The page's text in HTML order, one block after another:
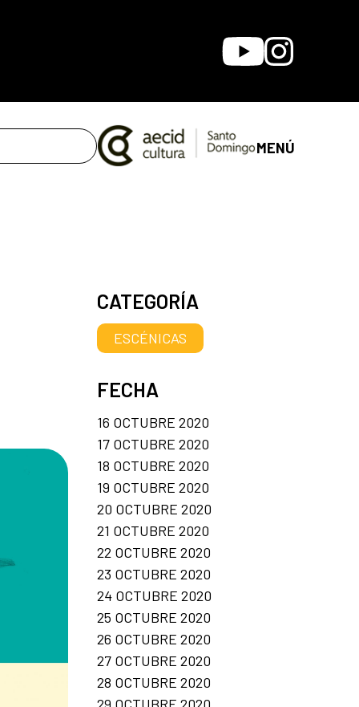
YoutubeInstagram
MENÚ
CATEGORÍA
ESCÉNICAS
FECHA
16 OCTUBRE 2020
17 OCTUBRE 2020
18 OCTUBRE 2020
19 OCTUBRE 2020
20 OCTUBRE 2020
21 OCTUBRE 2020
22 OCTUBRE 2020
23 OCTUBRE 2020
24 OCTUBRE 2020
25 OCTUBRE 2020
26 OCTUBRE 2020
27 OCTUBRE 2020
28 OCTUBRE 2020